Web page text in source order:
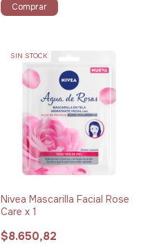
Comprar
SIN STOCK
Nivea Mascarilla Facial Rose
Care x 1
$8.650,82